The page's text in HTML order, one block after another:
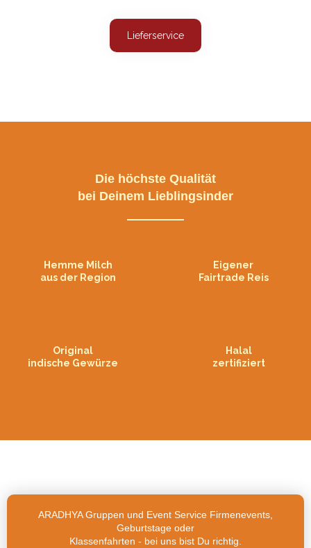
Lieferservice
Die höchste Qualität
bei Deinem Lieblingsinder
Hemme Milch
aus der Region
Eigener
Fairtrade Reis
Original
indische Gewürze
Halal
zertifiziert
ARADHYA Gruppen und Event Service Firmenevents,
Geburtstage oder
Klassenfahrten - bei uns bist Du richtig.